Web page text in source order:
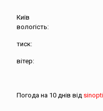
Київ
вологість:
тиск:
вітер:
Погода на 10 днів від